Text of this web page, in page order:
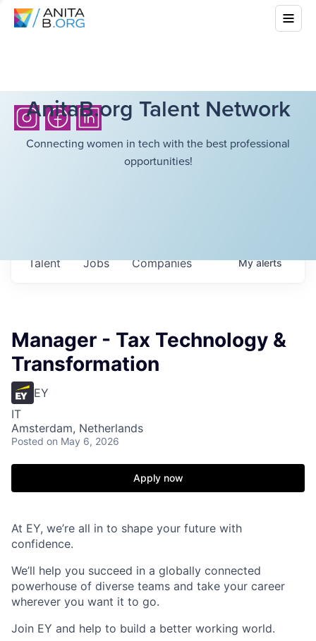
AnitaB.org Talent Network
Connecting women in tech with the best professional
opportunities!
Jobs Companies
Talent Myalerts
Manager - Tax Technology &
Transformation
EY
IT
Amsterdam, Netherlands
Posted on May 6, 2026
Apply now
At EY, we’re all in to shape your future with
confidence.
We’ll help you succeed in a globally connected
powerhouse of diverse teams and take your career
wherever you want it to go.
Join EY and help to build a better working world.